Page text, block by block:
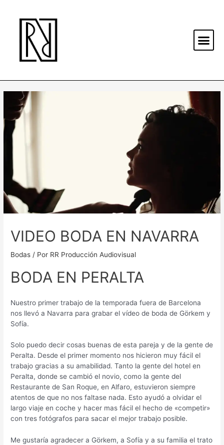
VIDEO BODA EN NAVARRA
Bodas / Por RR Producción Audiovisual
BODA EN PERALTA
Nuestro primer trabajo de la temporada fuera de Barcelona
nos llevó a Navarra para grabar el vídeo de boda de Görkem y
Sofía.
Solo puedo decir cosas buenas de esta pareja y de la gente de
Peralta. Desde el primer momento nos hicieron muy fácil el
trabajo gracias a su amabilidad. Tanto la gente del hotel en
Peralta, donde se cambió el novio, como la gente del
Restaurante de San Roque, en Alfaro, estuvieron siempre
atentos de que no nos faltase nada. Esto ayudó a olvidar el
largo viaje en coche y hacer mas fácil el hecho de «competir»
con tres fotógrafos para sacar el mejor trabajo posible.
Me gustaría agradecer a Görkem, a Sofía y a su familia el trato